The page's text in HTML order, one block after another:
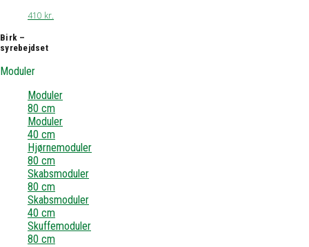
410 kr.
Birk –
syrebejdset
Moduler
Moduler
80 cm
Moduler
40 cm
Hjørnemoduler
80 cm
Skabsmoduler
80 cm
Skabsmoduler
40 cm
Skuffemoduler
80 cm